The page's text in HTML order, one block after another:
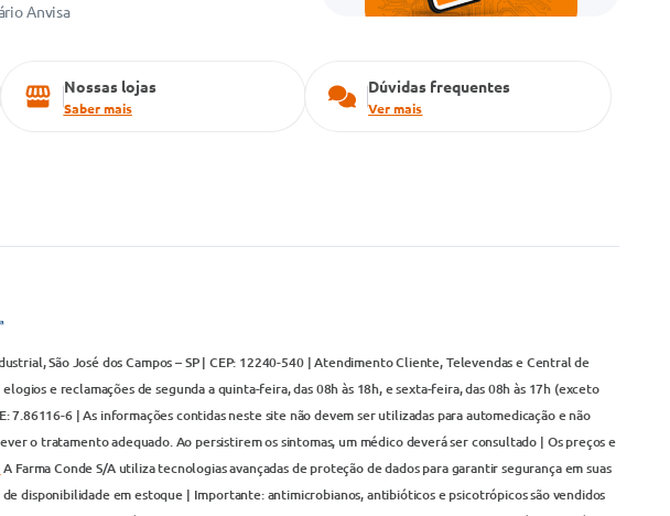
Anvisa
Nossas lojas
Saber mais
Dúvidas frequentes
Ver mais
São José dos Campos – SP | CEP: 12240-540 | Atendimento Cliente, Televendas e Central de
e reclamações de segunda a quinta-feira, das 08h às 18h, e sexta-feira, das 08h às 17h (exceto
7.86116-6 | As informações contidas neste site não devem ser utilizadas para automedicação e não
o tratamento adequado. Ao persistirem os sintomas, um médico deverá ser consultado | Os preços e
A Farma Conde S/A utiliza tecnologias avançadas de proteção de dados para garantir segurança em suas
disponibilidade em estoque | Importante: antimicrobianos, antibióticos e psicotrópicos são vendidos